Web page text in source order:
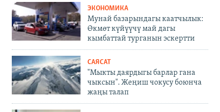
ЭКОНОМИКА
Мунай базарындагы каатчылык:
Өкмөт күйүүчү май дагы
кымбаттай турганын эскертти
САЯСАТ
"Мыкты даярдыгы барлар гана
чыксын". Жеңиш чокусу боюнча
жаңы талап